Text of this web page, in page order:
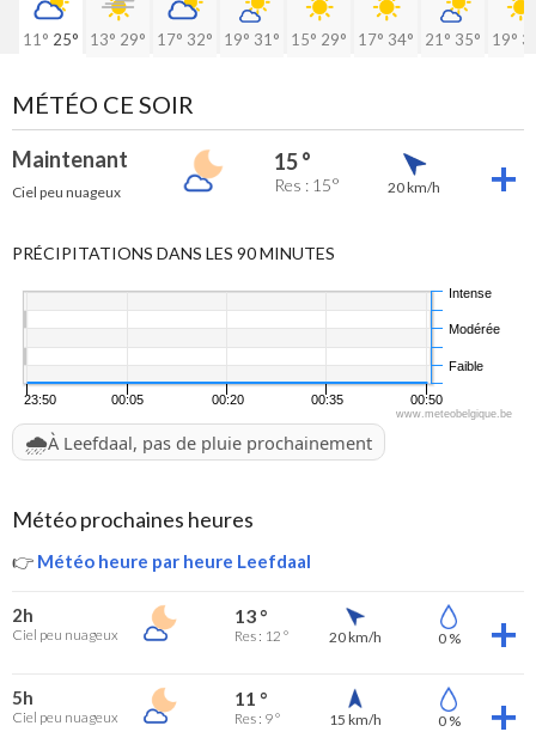
11° 25° 13° 29° 17° 32° 19° 31° 15° 29° 17° 34° 21° 35° 19°
MÉTÉO CE SOIR
Maintenant
Ciel peu nuageux
15 °
Res : 15° 20 km/h
PRÉCIPITATIONS DANS LES 90 MINUTES
23:50 00:05 00:20 00:35 00:50
Faible
Modérée
Intense
www.meteobelgique.be
🌧️À Leefdaal, pas de pluie prochainement
Météo prochaines heures
👉 Météo heure par heure Leefdaal
2h
Ciel peu nuageux
13 °
Res : 12 ° 20 km/h 0 %
5h
Ciel peu nuageux
11 °
Res : 9 ° 15 km/h 0 %